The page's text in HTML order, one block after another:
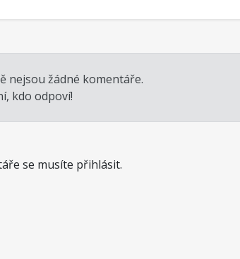
nejsou žádné komentáře.
kdo odpoví!
se musíte přihlásit.